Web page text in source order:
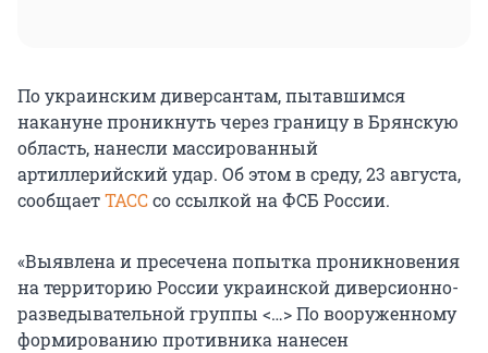
По украинским диверсантам, пытавшимся
накануне проникнуть через границу в Брянскую
область, нанесли массированный
артиллерийский удар. Об этом в среду, 23 августа,
сообщаетТАССсо ссылкой на ФСБ России.
«Выявлена и пресечена попытка проникновения
на территорию России украинской диверсионно-
разведывательной группы <…> По вооруженному
формированию противника нанесен